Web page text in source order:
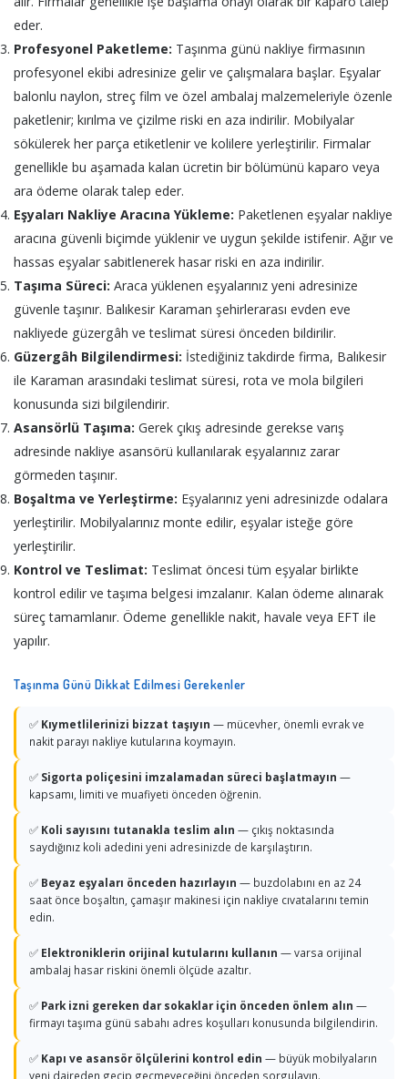
eder.
Profesyonel Paketleme: Taşınma günü nakliye firmasının
profesyonel ekibi adresinize gelir ve çalışmalara başlar. Eşyalar
balonlu naylon, streç film ve özel ambalaj malzemeleriyle özenle
paketlenir; kırılma ve çizilme riski en aza indirilir. Mobilyalar
sökülerek her parça etiketlenir ve kolilere yerleştirilir. Firmalar
genellikle bu aşamada kalan ücretin bir bölümünü kaparo veya
ara ödeme olarak talep eder.
Eşyaları Nakliye Aracına Yükleme: Paketlenen eşyalar nakliye
aracına güvenli biçimde yüklenir ve uygun şekilde istifenir. Ağır ve
hassas eşyalar sabitlenerek hasar riski en aza indirilir.
Taşıma Süreci: Araca yüklenen eşyalarınız yeni adresinize
güvenle taşınır. Balıkesir Karaman şehirlerarası evden eve
nakliyede güzergâh ve teslimat süresi önceden bildirilir.
Güzergâh Bilgilendirmesi: İstediğiniz takdirde firma, Balıkesir
ile Karaman arasındaki teslimat süresi, rota ve mola bilgileri
konusunda sizi bilgilendirir.
Asansörlü Taşıma: Gerek çıkış adresinde gerekse varış
adresinde nakliye asansörü kullanılarak eşyalarınız zarar
görmeden taşınır.
Boşaltma ve Yerleştirme: Eşyalarınız yeni adresinizde odalara
yerleştirilir. Mobilyalarınız monte edilir, eşyalar isteğe göre
yerleştirilir.
Kontrol ve Teslimat: Teslimat öncesi tüm eşyalar birlikte
kontrol edilir ve taşıma belgesi imzalanır. Kalan ödeme alınarak
süreç tamamlanır. Ödeme genellikle nakit, havale veya EFT ile
yapılır.
Taşınma Günü Dikkat Edilmesi Gerekenler
✅ Kıymetlilerinizi bizzat taşıyın — mücevher, önemli evrak ve
nakit parayı nakliye kutularına koymayın.
✅ Sigorta poliçesini imzalamadan süreci başlatmayın —
kapsamı, limiti ve muafiyeti önceden öğrenin.
✅ Koli sayısını tutanakla teslim alın — çıkış noktasında
saydığınız koli adedini yeni adresinizde de karşılaştırın.
✅ Beyaz eşyaları önceden hazırlayın — buzdolabını en az 24
saat önce boşaltın, çamaşır makinesi için nakliye cıvatalarını temin
edin.
✅ Elektroniklerin orijinal kutularını kullanın — varsa orijinal
ambalaj hasar riskini önemli ölçüde azaltır.
✅ Park izni gereken dar sokaklar için önceden önlem alın —
firmayı taşıma günü sabahı adres koşulları konusunda bilgilendirin.
✅ Kapı ve asansör ölçülerini kontrol edin — büyük mobilyaların
yeni daireden geçip geçmeyeceğini önceden sorgulayın.